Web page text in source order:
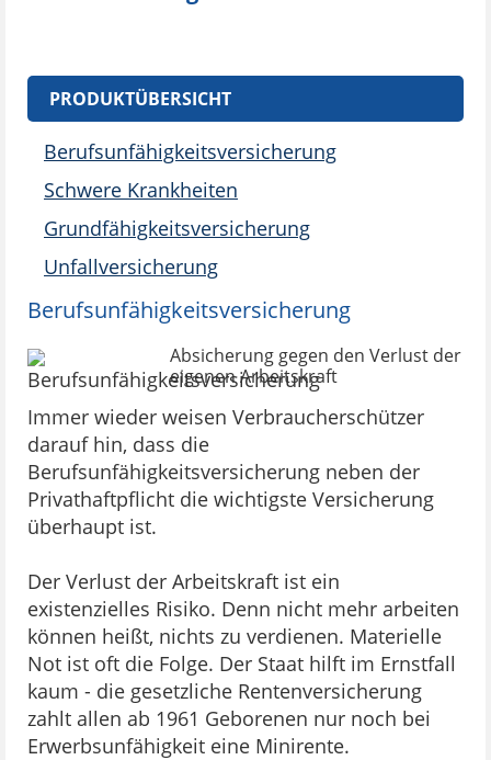
PRODUKTÜBERSICHT
Berufsunfähigkeitsversicherung
Schwere Krankheiten
Grundfähigkeitsversicherung
Unfallversicherung
Berufsunfähigkeitsversicherung
Absicherung gegen den Verlust der
eigenen Arbeitskraft
Immer wieder weisen Verbraucherschützer
darauf hin, dass die
Berufsunfähigkeitsversicherung neben der
Privathaftpflicht die wichtigste Versicherung
überhaupt ist.
Der Verlust der Arbeitskraft ist ein
existenzielles Risiko. Denn nicht mehr arbeiten
können heißt, nichts zu verdienen. Materielle
Not ist oft die Folge. Der Staat hilft im Ernstfall
kaum - die gesetzliche Rentenversicherung
zahlt allen ab 1961 Geborenen nur noch bei
Erwerbsunfähigkeit eine Minirente.